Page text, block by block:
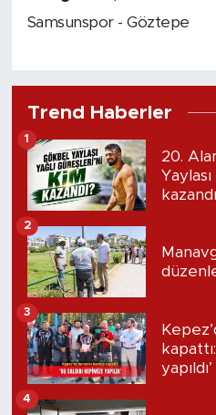
Samsunspor - Göztepe
Trend Haberler
20.
1
2
yapıldı’
3
4